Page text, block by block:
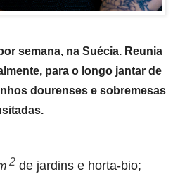
semana, na Suécia. Reunia
para o longo jantar de
dourenses e sobremesas
2 de jardins e horta-bio;